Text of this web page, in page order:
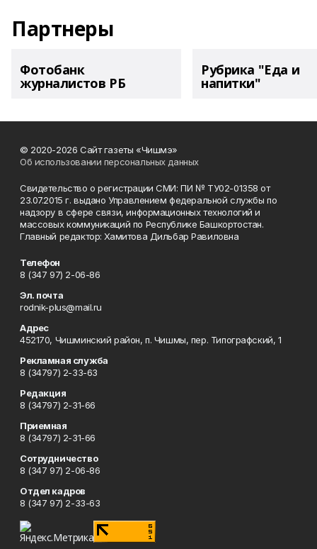
Партнеры
Фотобанк
журналистов РБ
Рубрика "Еда и
напитки"
© 2020-2026 Сайт газеты «Чишмэ»
Об использовании персональных данных
Свидетельство о регистрации СМИ: ПИ № ТУ02-01358 от
23.07.2015 г. выдано Управлением федеральной службы по
надзору в сфере связи, информационных технологий и
массовых коммуникаций по Республике Башкортостан.
Главный редактор: Хамитова Дильбар Равиловна
Телефон
8 (347 97) 2-06-86
Эл. почта
rodnik-plus@mail.ru
Адрес
452170, Чишминский район, п. Чишмы, пер. Типографский, 1
Рекламная служба
8 (34797) 2-33-63
Редакция
8 (34797) 2-31-66
Приемная
8 (34797) 2-31-66
Сотрудничество
8 (347 97) 2-06-86
Отдел кадров
8 (347 97) 2-33-63